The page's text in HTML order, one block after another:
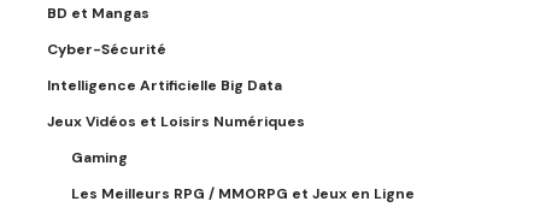
BD et Mangas
Cyber-Sécurité
Intelligence Artificielle Big Data
Jeux Vidéos et Loisirs Numériques
Gaming
Les Meilleurs RPG / MMORPG et Jeux en Ligne